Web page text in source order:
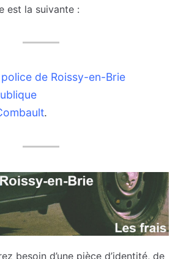
est la suivante :
de Roissy-en-Brie
.
besoin d’une pièce d’identité, de